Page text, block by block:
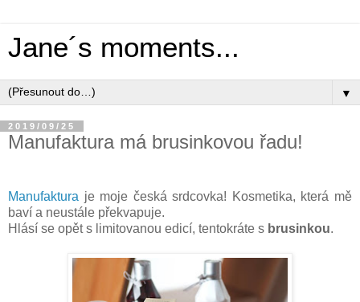
Jane´s moments...
▼
2019/09/25
Manufaktura má brusinkovou řadu!
Manufaktura je moje česká srdcovka! Kosmetika, která mě
baví a neustále překvapuje.
Hlásí se opět s limitovanou edicí, tentokráte s brusinkou.